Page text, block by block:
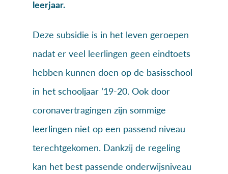
leerjaar.
Deze subsidie is in het leven geroepen
nadat er veel leerlingen geen eindtoets
hebben kunnen doen op de basisschool
in het schooljaar ’19-20. Ook door
coronavertragingen zijn sommige
leerlingen niet op een passend niveau
terechtgekomen. Dankzij de regeling
kan het best passende onderwijsniveau